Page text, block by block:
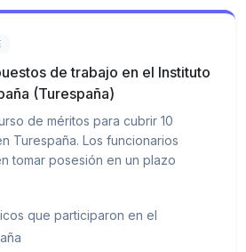
de trabajo en el Instituto
(Turespaña)
de méritos para cubrir 10
Turespaña. Los funcionarios
tomar posesión en un plazo
que participaron en el